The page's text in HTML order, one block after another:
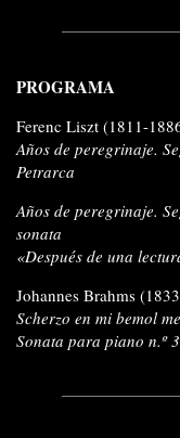
PROGRAMA
Ferenc Liszt (1811-
Años de peregrinaje.
Petrarca
Años de peregrinaje.
sonata
«Después de una
Johannes Brahms
Scherzo en mi bemol
Sonata para piano n.º